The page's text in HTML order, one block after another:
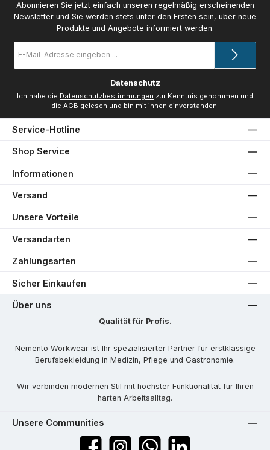
Abonnieren Sie jetzt einfach unseren regelmäßig erscheinenden
Newsletter und Sie werden stets unter den Ersten sein, über neue
Produkte und Angebote informiert werden.
Mail-
Datenschutz
Ich habe die Datenschutzbestimmungen zur Kenntnis genommen und
die AGB gelesen und bin mit ihnen einverstanden.
Service-Hotline
Shop Service
Informationen
Versand
Unsere Vorteile
Versandarten
Zahlungsarten
Sicher Einkaufen
Über uns
Qualität für Profis.
Nemento Workwear ist Ihr spezialisierter Partner für erstklassige
Berufsbekleidung in Medizin, Pflege und Gastronomie.
Wir verbinden modernen Stil mit höchster Funktionalität für Ihren
harten Arbeitsalltag.
Unsere Communities